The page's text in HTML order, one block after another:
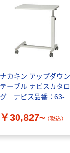
ナカキン アップダウン
テーブル ナビスカタロ
グ ナビス品番：63-
￥30,827~ （税込）